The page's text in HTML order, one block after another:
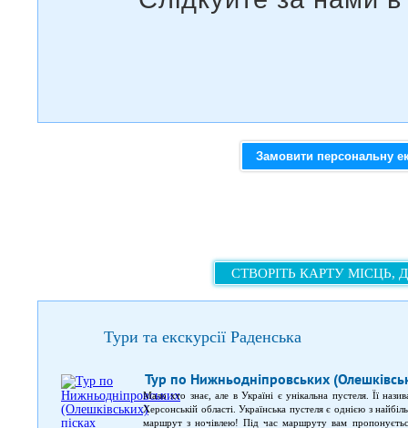
Замовити персональну
СТВОРІТЬ КАРТУ МІСЦЬ,
Тури та екскурсії Раденська
Тур по Нижньодніпровських
Мало хто знає, але в Україні є унікальна пустеля. Її
Херсонській області. Українська пустеля є однією з
маршрут з ночівлею! Під час маршруту вам